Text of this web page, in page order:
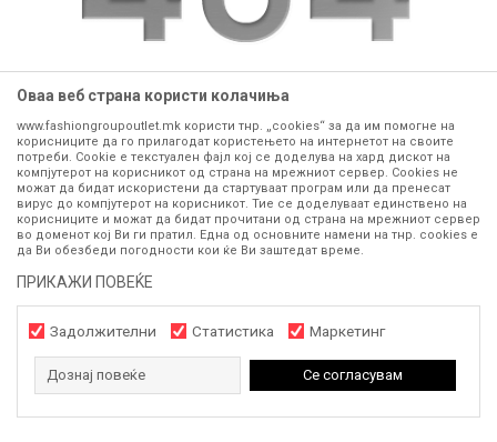
website:https://www.fashiongroupoutlet.mk
GO TO HOME
Оваа веб страна користи колачиња
www.fashiongroupoutlet.mk користи тнр. „cookies“ за да им помогне на
корисниците да го прилагодат користењето на интернетот на своите
потреби. Cookie е текстуален фајл кој се доделува на хард дискот на
компјутерот на корисникот од страна на мрежниот сервер. Cookies не
можат да бидат искористени да стартуваат програм или да пренесат
вирус до компјутерот на корисникот. Тие се доделуваат единствено на
корисниците и можат да бидат прочитани од страна на мрежниот сервер
во доменот кој Ви ги пратил. Една од основните намени на тнр. сookies е
да Ви обезбеди погодности кои ќе Ви заштедат време.
ПРИКАЖИ ПОВЕЌЕ
Задолжителни Статистика Маркетинг
Дознај повеќе Се согласувам